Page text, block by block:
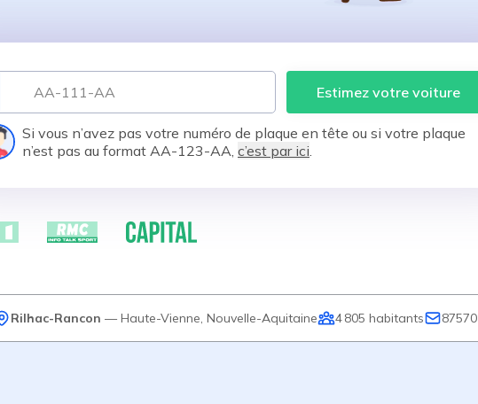
Estimez votre voiture
Si vous n’avez pas votre numéro de plaque en tête ou si votre plaque
n’est pas au format AA-123-AA, c’est par ici.
Rilhac-Rancon — Haute-Vienne Nouvelle-Aquitaine 4 805 habitants 87570